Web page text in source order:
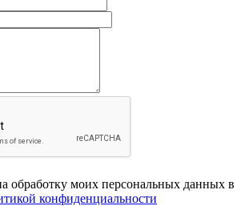
обработку моих персональных данных в
конфиденциальности